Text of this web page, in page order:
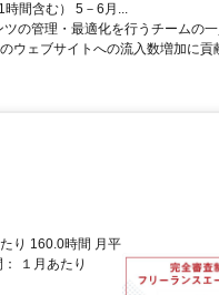
間含む） 5－6月...
の管理・最適化を行うチームの一
ウェブサイトへの流入数増加に貢
り 160.0時間 月平
１月あたり